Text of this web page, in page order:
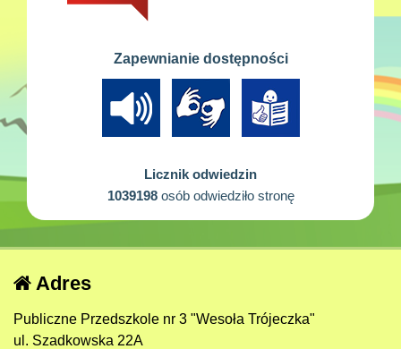
Zapewnianie dostępności
Licznik odwiedzin
1039198osób odwiedziło stronę
Adres
Publiczne Przedszkole nr 3 "Wesoła Trójeczka"
ul. Szadkowska 22A